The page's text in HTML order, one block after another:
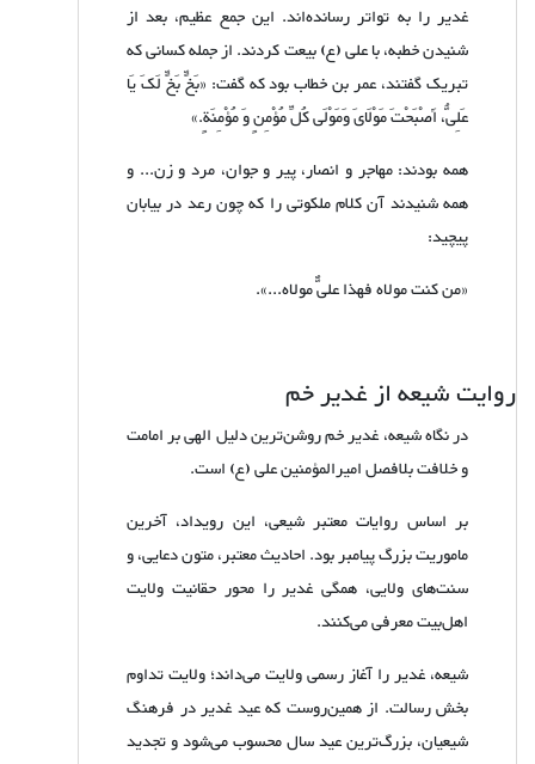
غدیر را به تواتر رسانده‌اند. این جمع عظیم، بعد از
شنیدن خطبه، با علی (ع) بیعت کردند. از جمله کسانی که
تبریک گفتند، عمر بن خطاب بود که گفت: «بَخٍّ بَخٍّ لَکَ یَا
عَلِیُّ، أَصْبَحْتَ مَوْلَایَ وَمَوْلَی کُلِّ مُؤْمِنٍ وَ مُؤْمِنَةٍ.»
همه بودند: مهاجر و انصار، پیر و جوان، مرد و زن... و
همه شنیدند آن کلام ملکوتی را که چون رعد در بیابان
پیچید:
«من کنت مولاه فهذا علیٌّ مولاه...».
روایت شیعه از غدیر خم
در نگاه شیعه، غدیر خم روشن‌ترین دلیل الهی بر امامت
و خلافت بلافصل امیرالمؤمنین علی (ع) است.
بر اساس روایات معتبر شیعی، این رویداد، آخرین
ماموریت بزرگ پیامبر بود. احادیث معتبر، متون دعایی، و
سنت‌های ولایی، همگی غدیر را محور حقانیت ولایت
اهل‌بیت معرفی می‌کنند.
شیعه، غدیر را آغاز رسمی ولایت می‌داند؛ ولایت تداوم
بخش رسالت. از همین‌روست که عید غدیر در فرهنگ
شیعیان، بزرگ‌ترین عید سال محسوب می‌شود و تجدید